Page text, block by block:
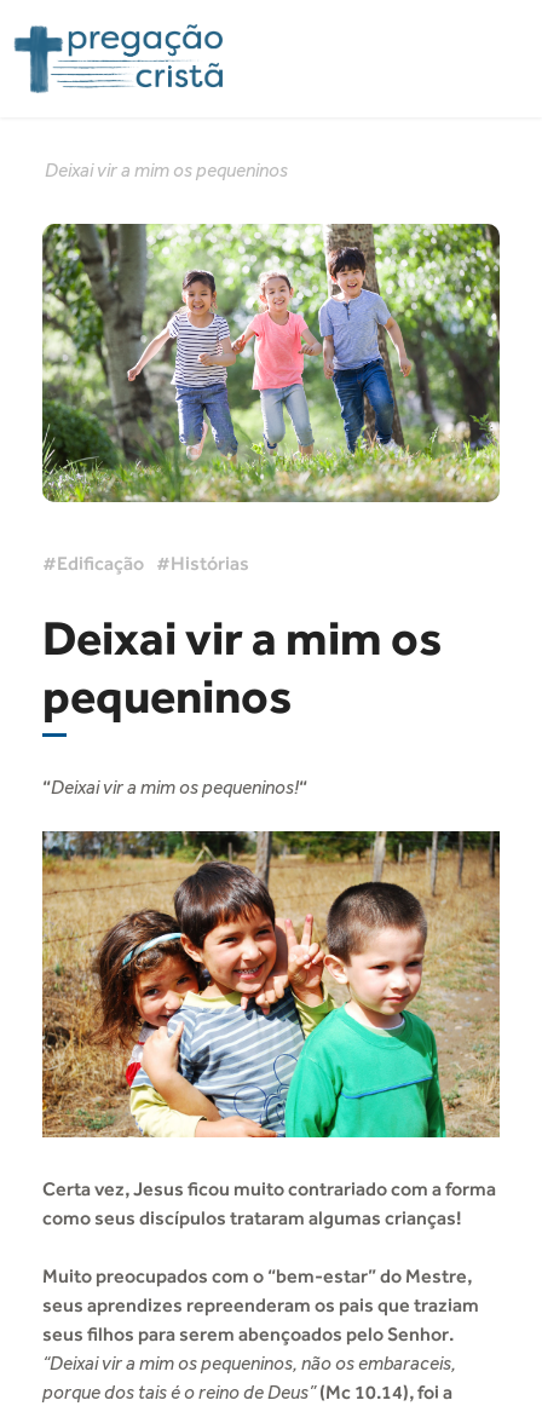
Deixai vir a mim os pequeninos
Edificação Histórias
Deixai vir a mim os
pequeninos
“Deixai vir a mim os pequeninos!“
Certa vez, Jesus ficou muito contrariado com a forma
como seus discípulos trataram algumas crianças!
Muito preocupados com o “bem-estar” do Mestre,
seus aprendizes repreenderam os pais que traziam
seus filhos para serem abençoados pelo Senhor.
“Deixai vir a mim os pequeninos, não os embaraceis,
porque dos tais é o reino de Deus”(Mc 10.14), foi a